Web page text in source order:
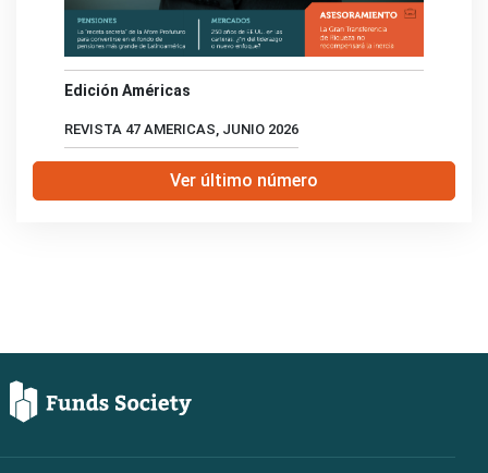
Edición Américas
REVISTA 47 AMERICAS, JUNIO 2026
Ver último número